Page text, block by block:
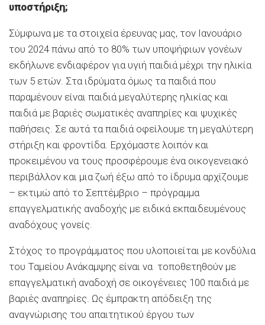
υποστήριξη;
Σύμφωνα με τα στοιχεία έρευνας μας, τον Ιανουάριο
του 2024 πάνω από το 80% των υποψήφιων γονέων
εκδήλωνε ενδιαφέρον για υγιή παιδιά μέχρι την ηλικία
των 5 ετών. Στα ιδρύματα όμως τα παιδιά που
παραμένουν είναι παιδιά μεγαλύτερης ηλικίας και
παιδιά με βαριές σωματικές αναπηρίες και ψυχικές
παθήσεις. Σε αυτά τα παιδιά οφείλουμε τη μεγαλύτερη
στήριξη και φροντίδα. Ερχόμαστε λοιπόν και
προκειμένου να τους προσφέρουμε ένα οικογενειακό
περιβάλλον και μια ζωή έξω από το ίδρυμα αρχίζουμε
– εκτιμώ από το Σεπτέμβριο – πρόγραμμα
επαγγελματικής αναδοχής με ειδικά εκπαιδευμένους
αναδόχους γονείς.
Στόχος το προγράμματος που υλοποιείται με κονδύλια
του Ταμείου Ανάκαμψης είναι να τοποθετηθούν με
επαγγελματική αναδοχή σε οικογένειες 100 παιδιά με
βαριές αναπηρίες. Ως έμπρακτη απόδειξη της
αναγνώρισης του απαιτητικού έργου των